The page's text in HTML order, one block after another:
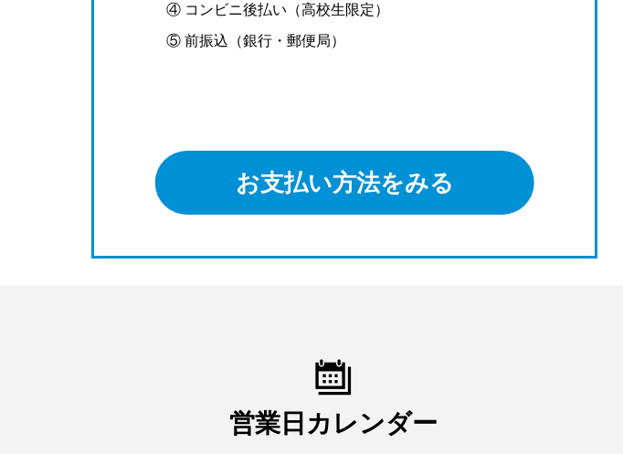
④ コンビニ後払い（高校生限定）
⑤ 前振込（銀行・郵便局）
お支払い方法をみる
営業日カレンダー